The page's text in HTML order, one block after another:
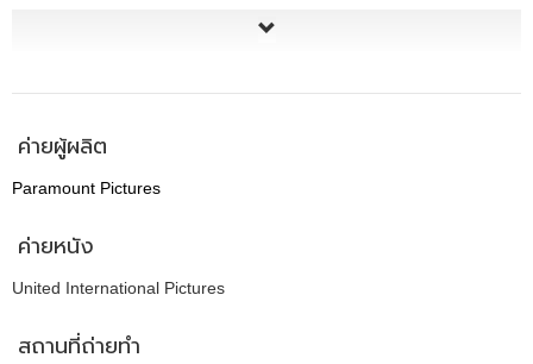
ค่ายผู้ผลิต
Paramount Pictures
ค่ายหนัง
United International Pictures
สถานที่ถ่ายทำ